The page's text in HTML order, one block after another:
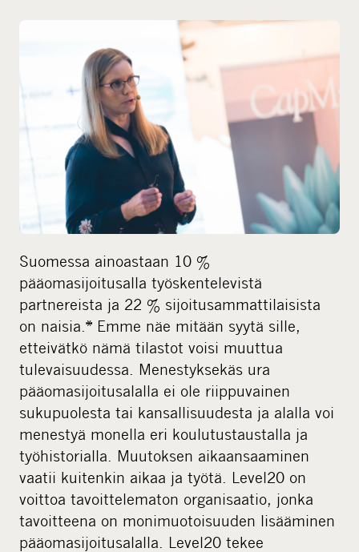
a
Suomessa ainoastaan 10 %
pääomasijoitusalla työskentelevistä
partnereista ja 22 % sijoitusammattilaisista
on naisia.* Emme näe mitään syytä sille,
etteivätkö nämä tilastot voisi muuttua
tulevaisuudessa. Menestyksekäs ura
pääomasijoitusalalla ei ole riippuvainen
sukupuolesta tai kansallisuudesta ja alalla voi
menestyä monella eri koulutustaustalla ja
työhistorialla. Muutoksen aikaansaaminen
vaatii kuitenkin aikaa ja työtä. Level20 on
voittoa tavoittelematon organisaatio, jonka
tavoitteena on monimuotoisuuden lisääminen
pääomasijoitusalalla. Level20 tekee